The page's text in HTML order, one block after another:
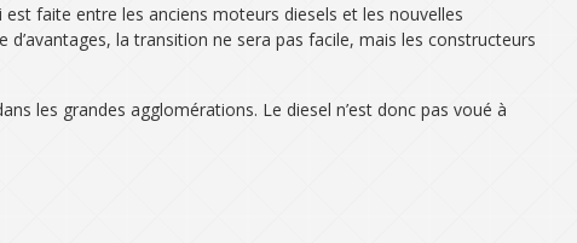
faite entre les anciens moteurs diesels et les nouvelles
la transition ne sera pas facile, mais les constructeurs
les grandes agglomérations. Le diesel n’est donc pas voué à